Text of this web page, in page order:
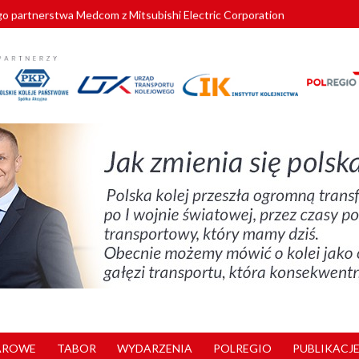
partnerstwa Medcom z Mitsubishi Electric Corporation
znów szuka dostawcy nowych EZT
kolejowych w północnej Wielkopolsce. Łatwiejsze dojazdy do pracy i
nowe standardy kategoryzacji dworców
TABOR WYDARZENIA POLREGIO